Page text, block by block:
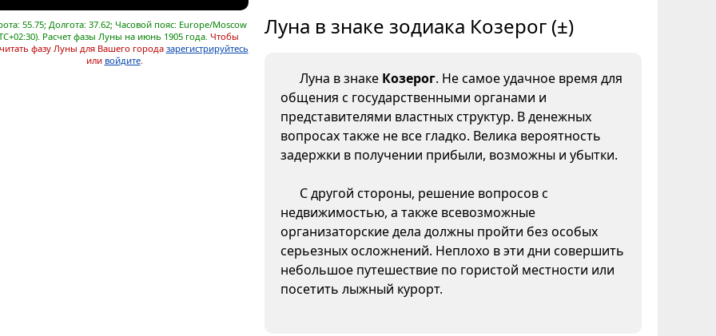
55.75; Долгота: 37.62; Часовой пояс: Europe/Moscow
Расчет фазы Луны на июнь 1905 года. Чтобы
фазу Луны для Вашего города зарегистрируйтесь
или войдите.
Луна в знаке зодиака Козерог (±)
Луна в знаке Козерог. Не самое удачное время для
общения с государственными органами и
представителями властных структур. В денежных
вопросах также не все гладко. Велика вероятность
задержки в получении прибыли, возможны и убытки.
С другой стороны, решение вопросов с
недвижимостью, а также всевозможные
организаторские дела должны пройти без особых
серьезных осложнений. Неплохо в эти дни совершить
небольшое путешествие по гористой местности или
посетить лыжный курорт.